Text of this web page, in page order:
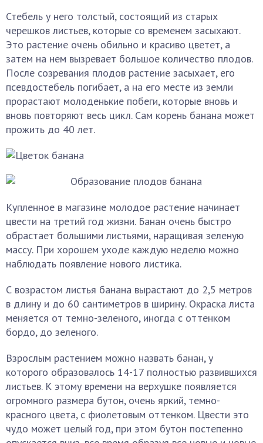
Стебель у него толстый, состоящий из старых
черешков листьев, которые со временем засыхают.
Это растение очень обильно и красиво цветет, а
затем на нем вызревает большое количество плодов.
После созревания плодов растение засыхает, его
псевдостебель погибает, а на его месте из земли
прорастают молоденькие побеги, которые вновь и
вновь повторяют весь цикл. Сам корень банана может
прожить до 40 лет.
Купленное в магазине молодое растение начинает
цвести на третий год жизни. Банан очень быстро
обрастает большими листьями, наращивая зеленую
массу. При хорошем уходе каждую неделю можно
наблюдать появление нового листика.
С возрастом листья банана вырастают до 2,5 метров
в длину и до 60 сантиметров в ширину. Окраска листа
меняется от темно-зеленого, иногда с оттенком
бордо, до зеленого.
Взрослым растением можно назвать банан, у
которого образовалось 14-17 полностью развившихся
листьев. К этому времени на верхушке появляется
огромного размера бутон, очень яркий, темно-
красного цвета, с фиолетовым оттенком. Цвести это
чудо может целый год, при этом бутон постепенно